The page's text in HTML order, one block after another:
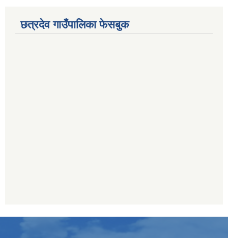
छत्रदेव गाउँपालिका फेसबुक